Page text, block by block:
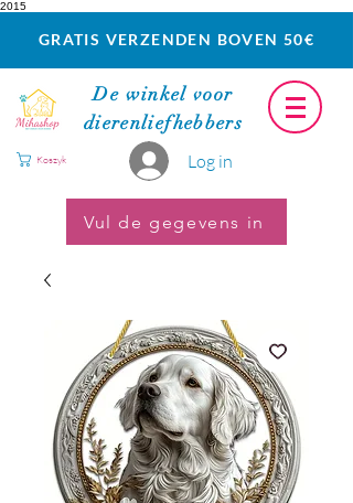
2015
GRATIS VERZENDEN BOVEN 50€
De winkel voor
dierenliefhebbers
Log in
Koszyk
Vul de gegevens in